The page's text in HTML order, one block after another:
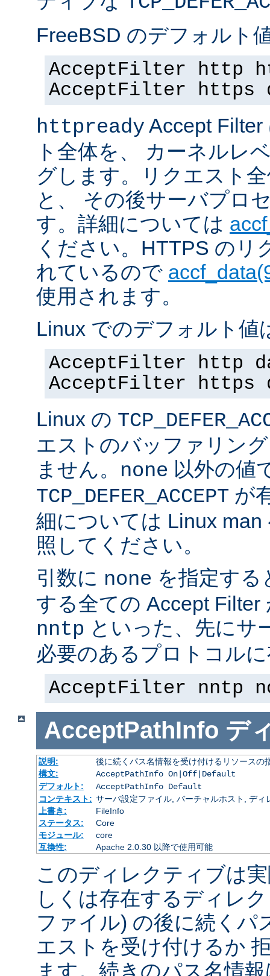
FreeBSD のデフォルト
AcceptFilter http
AcceptFilter https
httpready Accept
ト全体を、 カーネルレ
グします。リクエスト
と、 その後サーバプロ
す。詳細については
ください。HTTPS のリ
れているので
使用されます。
Linux でのデフォルト値
AcceptFilter http
AcceptFilter https
Linux の
エストのバッファリン
ません。 none 以外の値
TCP_DEFER_ACCEPT が
細については Linux
照してください。
引数に none を指定す
する全ての Accept Filter
nntp といった、先にサ
必要のあるプロトコル
AcceptFilter nntp
AcceptPathInfo デ
説明:
後に続くパス名情報を受け付けるリソースの
構文:
AcceptPathInfo On|Off|Default
デフォルト:
AcceptPathInfo Default
コンテキスト: サーバ設定ファイル, バーチャルホスト, ディ
上書き:
FileInfo
ステータス:
Core
モジュール:
core
互換性:
Apache 2.0.30 以降で使用可能
このディレクティブは
しくは存在するディレ
ファイル) の後に続くパ
エストを受け付けるか
ます。続きのパス名情